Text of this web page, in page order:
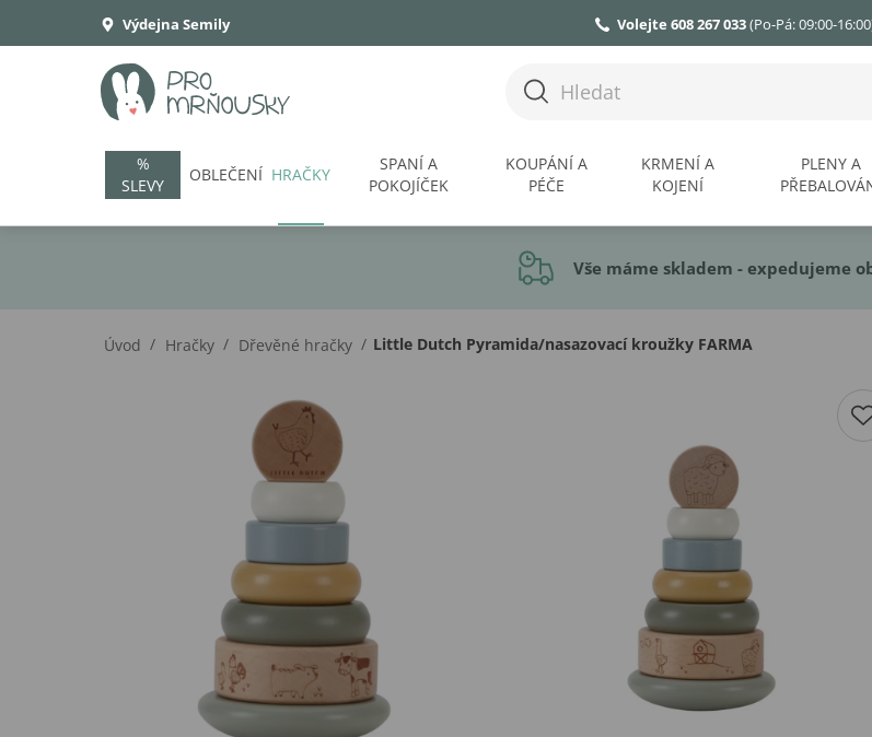
Výdejna Semily Volejte 608 267 033(Po-Pá: 09:00-
%
SLEVY
OBLEČENÍ HRAČKY
SPANÍ A
POKOJÍČEK
KOUPÁNÍ A
PÉČE
KRMENÍ A
KOJENÍ
PLENY A
Vše máme skladem - expedujeme
Úvod / Hračky / Dřevěné hračky / Little Dutch Pyramida/nasazovací kroužky FARMA